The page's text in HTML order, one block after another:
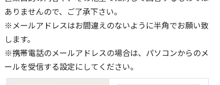
ありませんので、ご了承下さい。
※メールアドレスはお間違えのないように半角でお願い致
します。
※携帯電話のメールアドレスの場合は、パソコンからのメ
ールを受信する設定にしてください。